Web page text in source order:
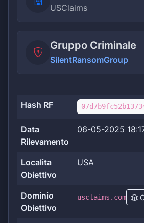
USClaims
Gruppo Criminale
SilentRansomGroup
Hash RF
Data
Rilevamento
06-05-2025
Localita
Obiettivo
USA
Dominio
Obiettivo
usclaims.com